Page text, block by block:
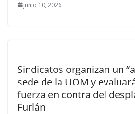
junio 10, 2026
Sindicatos organizan un
sede de la UOM y
fuerza en contra del
Furlán